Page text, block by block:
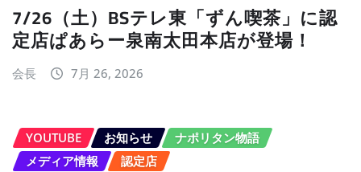
7/26（土）BSテレ東「ずん喫茶」に認
定店ぱあらー泉南太田本店が登場！
会長 7月 26, 2026
YOUTUBE お知らせ
ナポリタン物語
メディア情報
認定店